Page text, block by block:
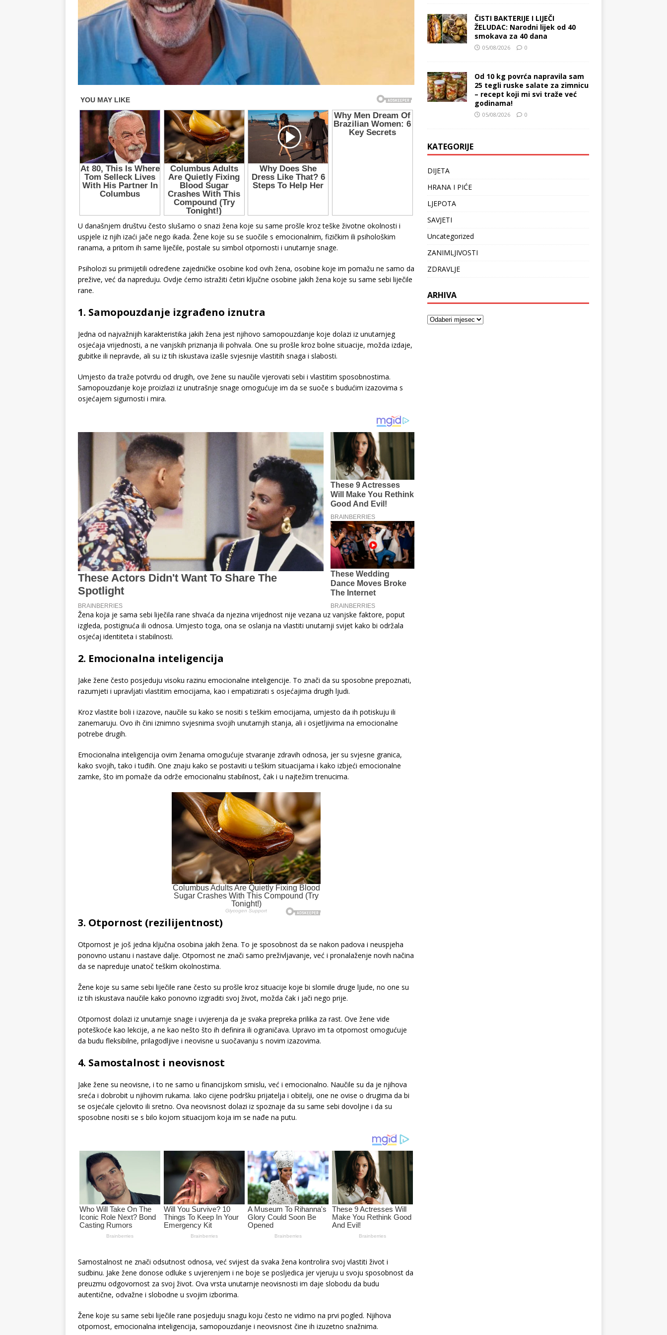
U današnjem društvu često slušamo o snazi žena koje su same prošle kroz teške životne okolnosti i
uspjele iz njih izaći jače nego ikada. Žene koje su se suočile s emocionalnim, fizičkim ili psihološkim
ranama, a pritom ih same liječile, postale su simbol otpornosti i unutarnje snage.
Psiholozi su primijetili određene zajedničke osobine kod ovih žena, osobine koje im pomažu ne samo da
prežive, već da napreduju. Ovdje ćemo istražiti četiri ključne osobine jakih žena koje su same sebi liječile
rane.
1. Samopouzdanje izgrađeno iznutra
Jedna od najvažnijih karakteristika jakih žena jest njihovo samopouzdanje koje dolazi iz unutarnjeg
osjećaja vrijednosti, a ne vanjskih priznanja ili pohvala. One su prošle kroz bolne situacije, možda izdaje,
gubitke ili nepravde, ali su iz tih iskustava izašle svjesnije vlastitih snaga i slabosti.
Umjesto da traže potvrdu od drugih, ove žene su naučile vjerovati sebi i vlastitim sposobnostima.
Samopouzdanje koje proizlazi iz unutrašnje snage omogućuje im da se suoče s budućim izazovima s
osjećajem sigurnosti i mira.
Žena koja je sama sebi liječila rane shvaća da njezina vrijednost nije vezana uz vanjske faktore, poput
izgleda, postignuća ili odnosa. Umjesto toga, ona se oslanja na vlastiti unutarnji svijet kako bi održala
osjećaj identiteta i stabilnosti.
2. Emocionalna inteligencija
Jake žene često posjeduju visoku razinu emocionalne inteligencije. To znači da su sposobne prepoznati,
razumjeti i upravljati vlastitim emocijama, kao i empatizirati s osjećajima drugih ljudi.
Kroz vlastite boli i izazove, naučile su kako se nositi s teškim emocijama, umjesto da ih potiskuju ili
zanemaruju. Ovo ih čini iznimno svjesnima svojih unutarnjih stanja, ali i osjetljivima na emocionalne
potrebe drugih.
Emocionalna inteligencija ovim ženama omogućuje stvaranje zdravih odnosa, jer su svjesne granica,
kako svojih, tako i tuđih. One znaju kako se postaviti u teškim situacijama i kako izbjeći emocionalne
zamke, što im pomaže da održe emocionalnu stabilnost, čak i u najtežim trenucima.
3. Otpornost (rezilijentnost)
Otpornost je još jedna ključna osobina jakih žena. To je sposobnost da se nakon padova i neuspjeha
ponovno ustanu i nastave dalje. Otpornost ne znači samo preživljavanje, već i pronalaženje novih načina
da se napreduje unatoč teškim okolnostima.
Žene koje su same sebi liječile rane često su prošle kroz situacije koje bi slomile druge ljude, no one su
iz tih iskustava naučile kako ponovno izgraditi svoj život, možda čak i jači nego prije.
Otpornost dolazi iz unutarnje snage i uvjerenja da je svaka prepreka prilika za rast. Ove žene vide
poteškoće kao lekcije, a ne kao nešto što ih definira ili ograničava. Upravo im ta otpornost omogućuje
da budu fleksibilne, prilagodljive i neovisne u suočavanju s novim izazovima.
4. Samostalnost i neovisnost
Jake žene su neovisne, i to ne samo u financijskom smislu, već i emocionalno. Naučile su da je njihova
sreća i dobrobit u njihovim rukama. Iako cijene podršku prijatelja i obitelji, one ne ovise o drugima da bi
se osjećale cjelovito ili sretno. Ova neovisnost dolazi iz spoznaje da su same sebi dovoljne i da su
sposobne nositi se s bilo kojom situacijom koja im se nađe na putu.
Samostalnost ne znači odsutnost odnosa, već svijest da svaka žena kontrolira svoj vlastiti život i
sudbinu. Jake žene donose odluke s uvjerenjem i ne boje se posljedica jer vjeruju u svoju sposobnost da
preuzmu odgovornost za svoj život. Ova vrsta unutarnje neovisnosti im daje slobodu da budu
autentične, odvažne i slobodne u svojim izborima.
Žene koje su same sebi liječile rane posjeduju snagu koju često ne vidimo na prvi pogled. Njihova
otpornost, emocionalna inteligencija, samopouzdanje i neovisnost čine ih izuzetno snažnima.
ČISTI BAKTERIJE I LIJEČI
ŽELUDAC: Narodni lijek od 40
smokava za 40 dana
05/08/2026 0
Od 10 kg povrća napravila sam
25 tegli ruske salate za zimnicu
– recept koji mi svi traže već
godinama!
05/08/2026 0
KATEGORIJE
DIJETA
HRANA I PIĆE
LJEPOTA
SAVJETI
Uncategorized
ZANIMLJIVOSTI
ZDRAVLJE
ARHIVA